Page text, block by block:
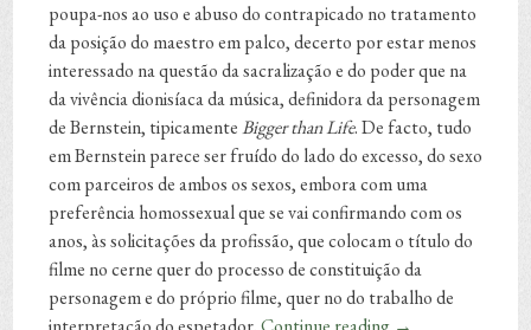
poupa-nos ao uso e abuso do contrapicado no tratamento
da posição do maestro em palco, decerto por estar menos
interessado na questão da sacralização e do poder que na
da vivência dionisíaca da música, definidora da personagem
de Bernstein, tipicamenteBigger than Life. De facto, tudo
em Bernstein parece ser fruído do lado do excesso, do sexo
com parceiros de ambos os sexos, embora com uma
preferência homossexual que se vai confirmando com os
anos, às solicitações da profissão, que colocam o título do
filme no cerne quer do processo de constituição da
personagem e do próprio filme, quer no do trabalho de